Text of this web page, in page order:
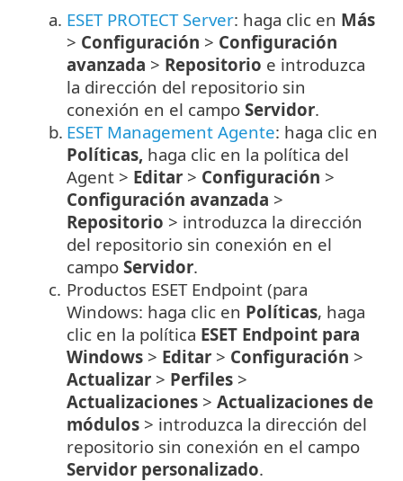
a. ESET PROTECT Server: haga clic en Más
> Configuración > Configuración
avanzada > Repositorio e introduzca
la dirección del repositorio sin
conexión en el campo Servidor.
b. ESET Management Agente: haga clic en
Políticas, haga clic en la política del
Agent > Editar > Configuración >
Configuración avanzada >
Repositorio > introduzca la dirección
del repositorio sin conexión en el
campo Servidor.
c. Productos ESET Endpoint (para
Windows: haga clic en Políticas, haga
clic en la política ESET Endpoint para
Windows > Editar > Configuración >
Actualizar > Perfiles >
Actualizaciones > Actualizaciones de
módulos > introduzca la dirección del
repositorio sin conexión en el campo
Servidor personalizado.